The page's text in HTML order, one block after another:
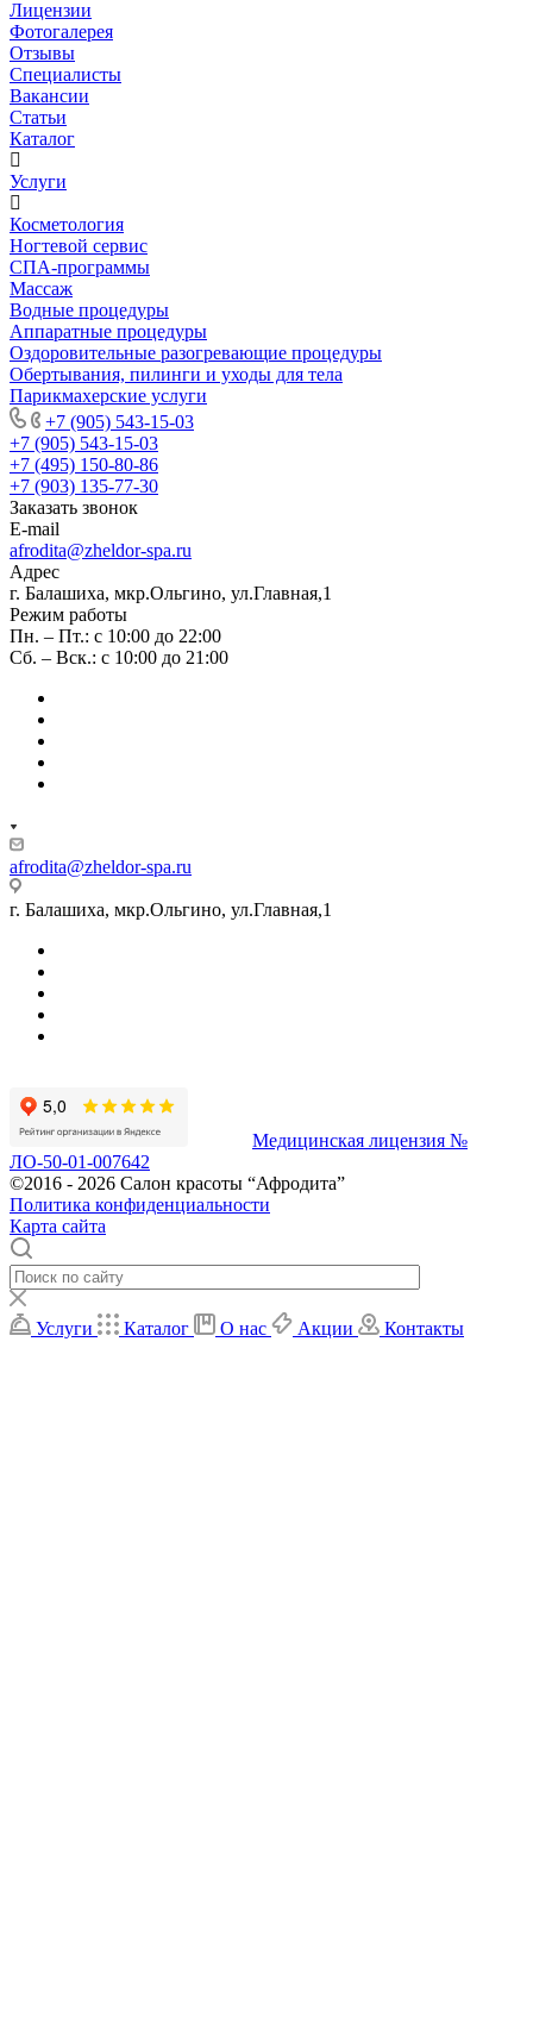
Лицензии
Фотогалерея
Отзывы
Специалисты
Вакансии
Статьи
Каталог
Услуги
Косметология
Ногтевой сервис
СПА-программы
Массаж
Водные процедуры
Аппаратные процедуры
Оздоровительные разогревающие процедуры
Обертывания, пилинги и уходы для тела
Парикмахерские услуги
+7 (905) 543-15-03
+7 (905) 543-15-03
+7 (495) 150-80-86
+7 (903) 135-77-30
Заказать звонок
E-mail
afrodita@zheldor-spa.ru
Адрес
г. Балашиха, мкр.Ольгино, ул.Главная,1
Режим работы
Пн. – Пт.: с 10:00 до 22:00
Сб. – Вск.: с 10:00 до 21:00
afrodita@zheldor-spa.ru
г. Балашиха, мкр.Ольгино, ул.Главная,1
Медицинская лицензия №
ЛО-50-01-007642
©2016 - 2026 Салон красоты “Афродита”
Политика конфиденциальности
Карта сайта
Услуги Каталог О нас Акции Контакты